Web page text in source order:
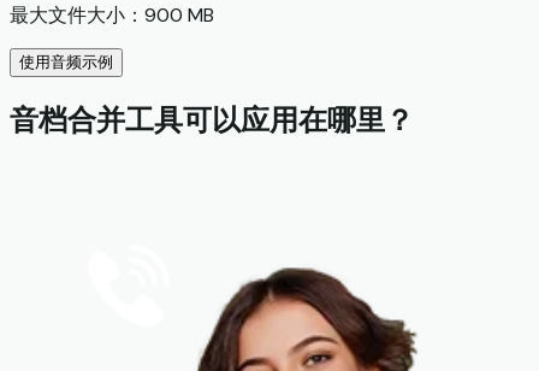
最大文件大小：900 MB
使用音频示例
音档合并工具可以应用在哪里？